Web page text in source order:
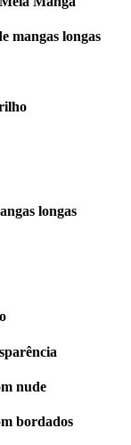
mangas longas
longas
nude
bordados